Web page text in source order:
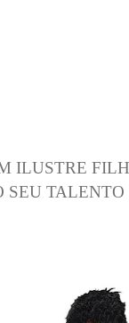
ILUSTRE
SEU